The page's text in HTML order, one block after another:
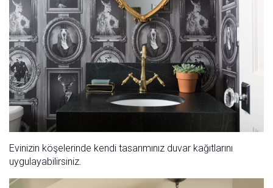
Evinizin köşelerinde kendi tasarımınız duvar kağıtlarını
uygulayabilirsiniz.